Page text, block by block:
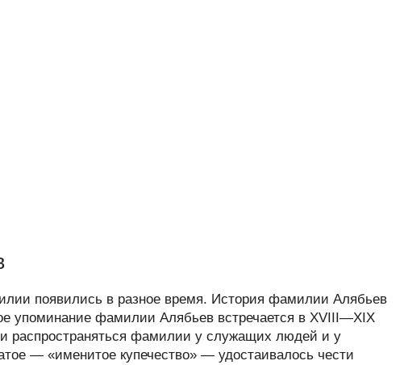
появились в разное время. История фамилии Алябьев
упоминание фамилии Алябьев встречается в XVIII—XIX
распространяться фамилии у служащих людей и у
— «именитое купечество» — удостаивалось чести